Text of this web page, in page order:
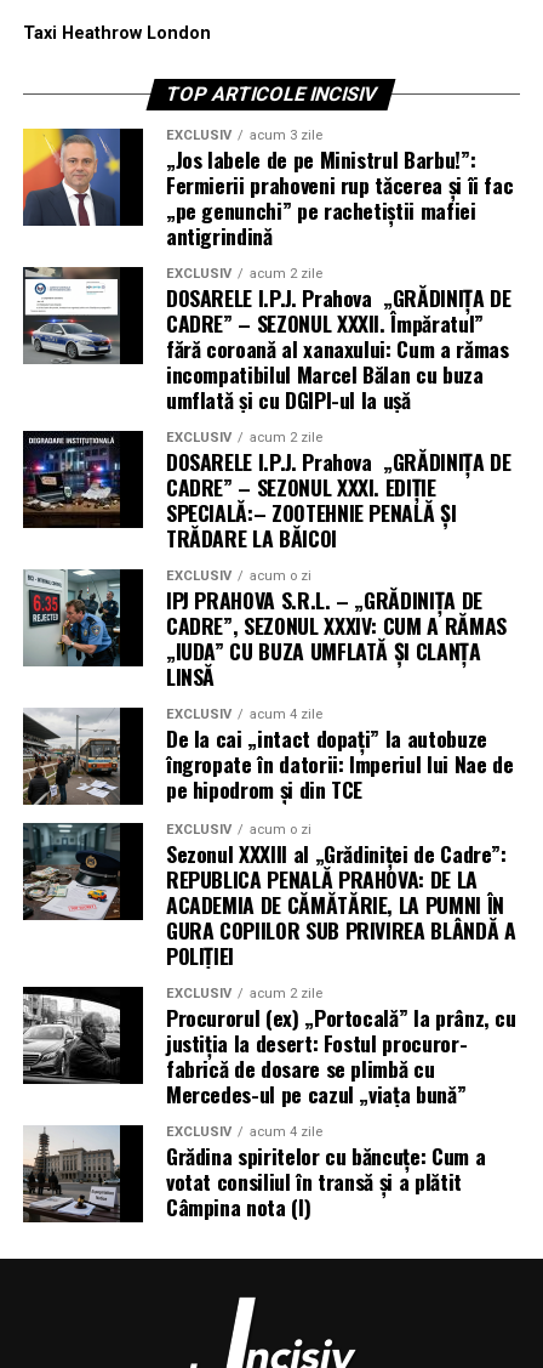
Taxi Heathrow London
TOP ARTICOLE INCISIV
EXCLUSIV acum 3 zile
„Jos labele de pe Ministrul Barbu!”:
Fermierii prahoveni rup tăcerea și îi fac
„pe genunchi” pe rachetiștii mafiei
antigrindină
EXCLUSIV acum 2 zile
DOSARELE I.P.J. Prahova „GRĂDINIȚA DE
CADRE” – SEZONUL XXXII. Împăratul”
fără coroană al xanaxului: Cum a rămas
incompatibilul Marcel Bălan cu buza
umflată și cu DGIPI-ul la ușă
EXCLUSIV acum 2 zile
DOSARELE I.P.J. Prahova „GRĂDINIȚA DE
CADRE” – SEZONUL XXXI. EDIȚIE
SPECIALĂ:– ZOOTEHNIE PENALĂ ȘI
TRĂDARE LA BĂICOI
EXCLUSIV acum o zi
IPJ PRAHOVA S.R.L. – „GRĂDINIȚA DE
CADRE”, SEZONUL XXXIV: CUM A RĂMAS
„IUDA” CU BUZA UMFLATĂ ȘI CLANȚA
LINSĂ
EXCLUSIV acum 4 zile
De la cai „intact dopați” la autobuze
îngropate în datorii: Imperiul lui Nae de
pe hipodrom și din TCE
EXCLUSIV acum o zi
Sezonul XXXIII al „Grădiniței de Cadre”:
REPUBLICA PENALĂ PRAHOVA: DE LA
ACADEMIA DE CĂMĂTĂRIE, LA PUMNI ÎN
GURA COPIILOR SUB PRIVIREA BLÂNDĂ A
POLIȚIEI
EXCLUSIV acum 2 zile
Procurorul (ex) „Portocală” la prânz, cu
justiția la desert: Fostul procuror-
fabrică de dosare se plimbă cu
Mercedes-ul pe cazul „viața bună”
EXCLUSIV acum 4 zile
Grădina spiritelor cu băncuțe: Cum a
votat consiliul în transă și a plătit
Câmpina nota (I)